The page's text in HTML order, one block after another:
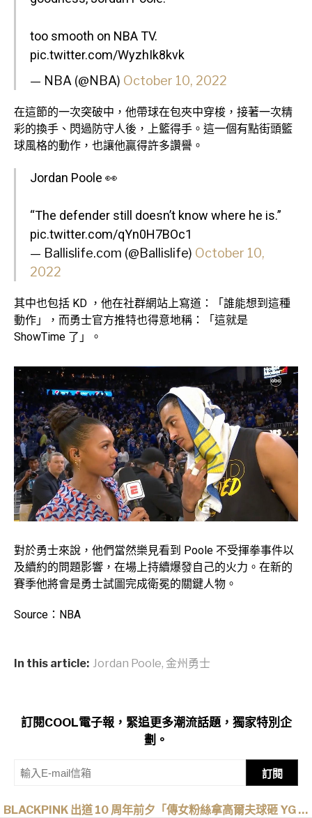
too smooth on NBA TV.
pic.twitter.com/WyzhIk8kvk
— NBA (@NBA) October 10, 2022
在這節的一次突破中，他帶球在包夾中穿梭，接著一次精
彩的換手、閃過防守人後，上籃得手。這一個有點街頭籃
球風格的動作，也讓他贏得許多讚譽。
Jordan Poole 👀
“The defender still doesn’t know where he is.”
pic.twitter.com/qYn0H7BOc1
— Ballislife.com (@Ballislife) October 10,
2022
其中也包括 KD ，他在社群網站上寫道：「誰能想到這種
動作」，而勇士官方推特也得意地稱：「這就是
ShowTime 了」。
對於勇士來說，他們當然樂見看到 Poole 不受揮拳事件以
及續約的問題影響，在場上持續爆發自己的火力。在新的
賽季他將會是勇士試圖完成衛冕的關鍵人物。
Source：NBA
In this article: Jordan Poole, 金州勇士
訂閱COOL電子報，緊追更多潮流話題，獨家特別企
劃。
訂閱
BLACKPINK 出道 10 周年前夕「傳女粉絲拿高爾夫球砸 YG 」